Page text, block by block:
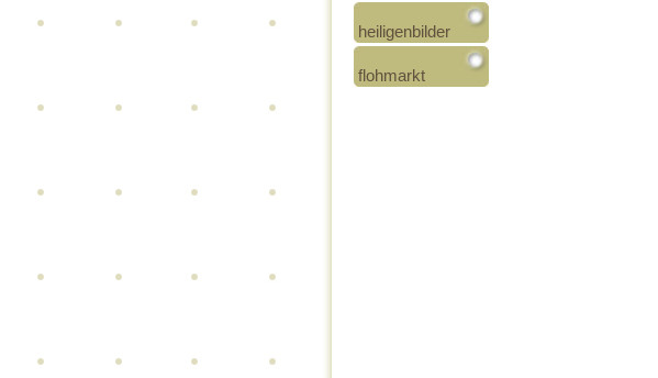
heiligenbilder
flohmarkt